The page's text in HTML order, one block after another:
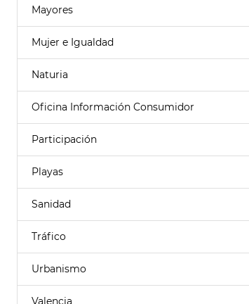
Mayores
Mujer e Igualdad
Naturia
Oficina Información Consumidor
Participación
Playas
Sanidad
Tráfico
Urbanismo
Valencia